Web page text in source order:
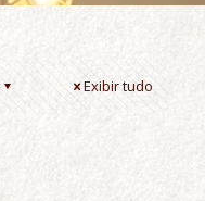
Exibir tudo